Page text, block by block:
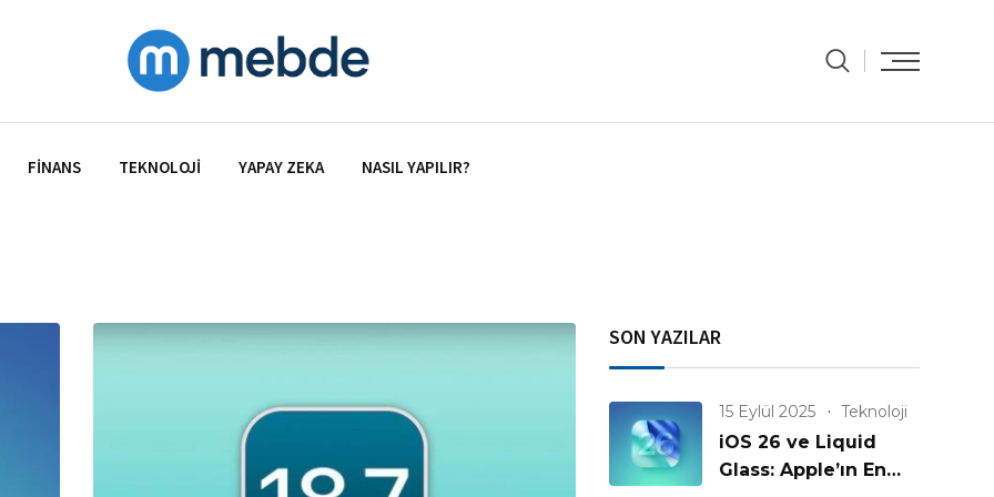
FINANS TEKNOLOJI YAPAY ZEKA NASIL YAPILIR?
SON YAZILAR
15 Eylül 2025 Teknoloji
iOS 26 ve Liquid
Glass: Apple’ın En